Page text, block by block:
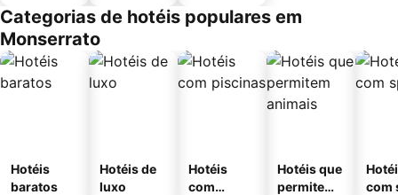
Categorias de hotéis populares em
Monserrato
Hotéis
baratos
Hotéis de
luxo
Hotéis
com
Hotéis que
permitem
com